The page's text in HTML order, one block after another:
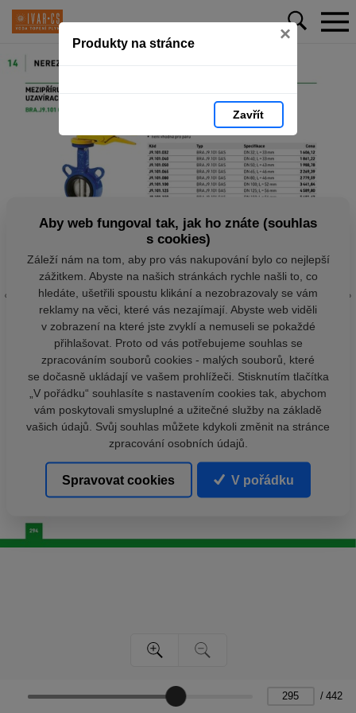
Produkty na stránce ×
Zavřít
/ 442
Aby web fungoval tak, jak ho znáte (souhlas
s cookies)
Záleží nám na tom, aby pro vás nakupování bylo co nejlepší
zážitkem. Abyste na našich stránkách rychle našli to, co
hledáte, ušetřili spoustu klikání a nezobrazovaly se vám
reklamy na věci, které vás nezajímají. Abyste web viděli
v zobrazení na které jste zvyklí a nemuseli se pokaždé
přihlašovat. Proto od vás potřebujeme souhlas se
zpracováním souborů cookies - malých souborů, které
se dočasně ukládají ve vašem prohlížeči. Stisknutím tlačítka
„V pořádku“ souhlasíte s nastavením cookies tak, abychom
vám poskytovali smysluplné a užitečné služby na základě
vašich údajů. Svůj souhlas můžete kdykoli změnit na stránce
zpracování osobních údajů.
Spravovat cookies V pořádku